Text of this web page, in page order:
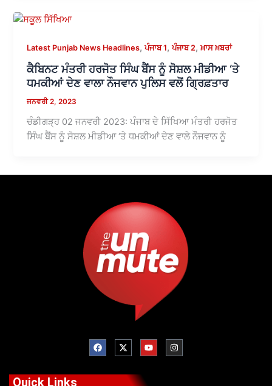
Latest Punjab News Headlines,ਪੰਜਾਬ 1,ਪੰਜਾਬ 2,ਖ਼ਾਸ ਖ਼ਬਰਾਂ
ਕੈਬਿਨਟ ਮੰਤਰੀ ਹਰਜੋਤ ਸਿੰਘ ਬੈਂਸ ਨੂੰ ਸੋਸ਼ਲ ਮੀਡੀਆ ‘ਤੇ
ਧਮਕੀਆਂ ਦੇਣ ਵਾਲਾ ਨੌਜਵਾਨ ਪੁਲਿਸ ਵਲੋਂ ਗ੍ਰਿਫ਼ਤਾਰ
ਜਨਵਰੀ 2, 2023
ਚੰਡੀਗੜ੍ਹ 02 ਜਨਵਰੀ 2023: ਪੰਜਾਬ ਦੇ ਸਿੱਖਿਆ ਮੰਤਰੀ ਹਰਜੋਤ
ਸਿੰਘ ਬੈਂਸ ਨੂੰ ਸੋਸ਼ਲ ਮੀਡੀਆ ‘ਤੇ ਧਮਕੀਆਂ ਦੇਣ ਵਾਲੇ ਨੌਜਵਾਨ ਨੂੰ
a
c
-
t
o
u
n
s
Quick Links